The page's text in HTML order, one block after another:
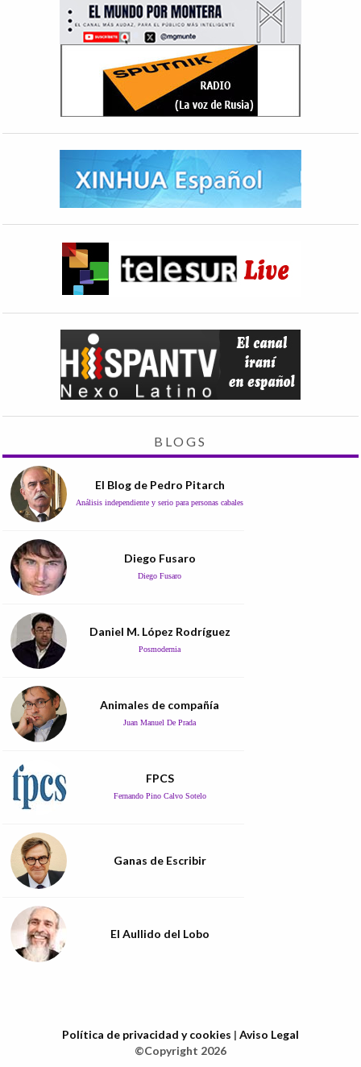
BLOGS
El Blog de Pedro Pitarch
Análisis independiente y serio para personas cabales
Diego Fusaro
Diego Fusaro
Daniel M. López Rodríguez
Posmodernia
Animales de compañía
Juan Manuel De Prada
FPCS
Fernando Pino Calvo Sotelo
Ganas de Escribir
El Aullido del Lobo
Política de privacidad y cookies | Aviso Legal
©Copyright 2026